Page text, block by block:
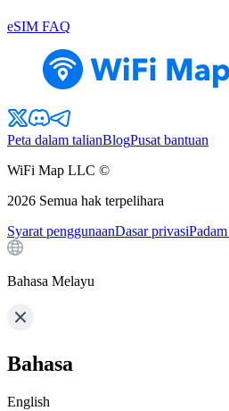
eSIM FAQ
Peta dalam talianBlogPusat bantuan
WiFi Map LLC ©
2026 Semua hak terpelihara
Syarat penggunaanDasar privasi
Bahasa Melayu
Bahasa
English